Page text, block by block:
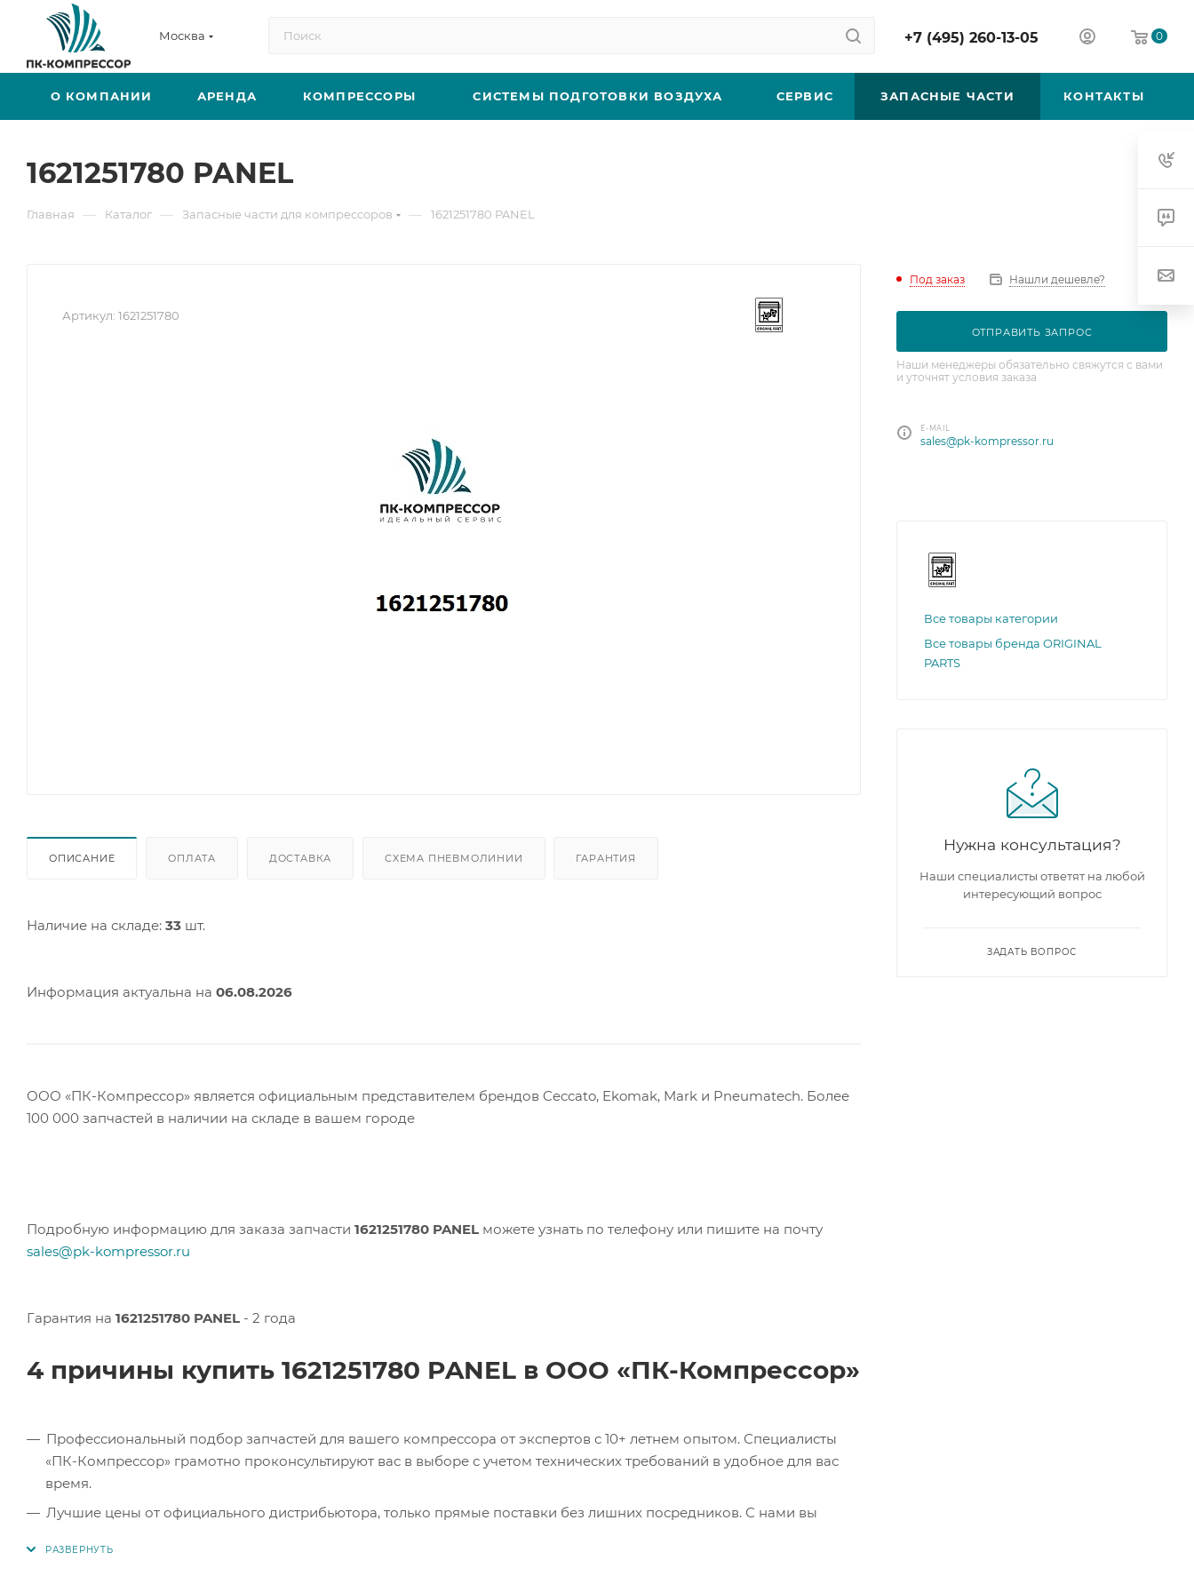
Москва +7 (495) 260-13-05 0
О КОМПАНИИ АРЕНДА КОМПРЕССОРЫ СИСТЕМЫ ПОДГОТОВКИ ВОЗДУХА СЕРВИС ЗАПАСНЫЕ ЧАСТИ КОНТАКТЫ
1621251780 PANEL
Главная — Каталог — Запасные части для компрессоров — 1621251780 PANEL
Артикул: 1621251780
ОПИСАНИЕ ОПЛАТА ДОСТАВКА СХЕМА ПНЕВМОЛИНИИ ГАРАНТИЯ
Наличие на складе: 33 шт.
Информация актуальна на 06.08.2026
ООО «ПК-Компрессор» является официальным представителем брендов Ceccato, Ekomak, Mark и Pneumatech. Более
100 000 запчастей в наличии на складе в вашем городе
Подробную информацию для заказа запчасти 1621251780 PANEL можете узнать по телефону или пишите на почту
sales@pk-kompressor.ru
Гарантия на 1621251780 PANEL - 2 года
4 причины купить 1621251780 PANEL в ООО «ПК-Компрессор»
Профессиональный подбор запчастей для вашего компрессора от экспертов с 10+ летнем опытом. Специалисты
«ПК-Компрессор» грамотно проконсультируют вас в выборе с учетом технических требований в удобное для вас
время.
Лучшие цены от официального дистрибьютора, только прямые поставки без лишних посредников. С нами вы
Под заказ Нашли дешевле?
ОТПРАВИТЬ ЗАПРОС
Наши менеджеры обязательно свяжутся с вами
и уточнят условия заказа
E-MAIL
sales@pk-kompressor.ru
Все товары категории
Все товары бренда ORIGINAL
PARTS
Нужна консультация?
Наши специалисты ответят на любой
интересующий вопрос
ЗАДАТЬ ВОПРОС